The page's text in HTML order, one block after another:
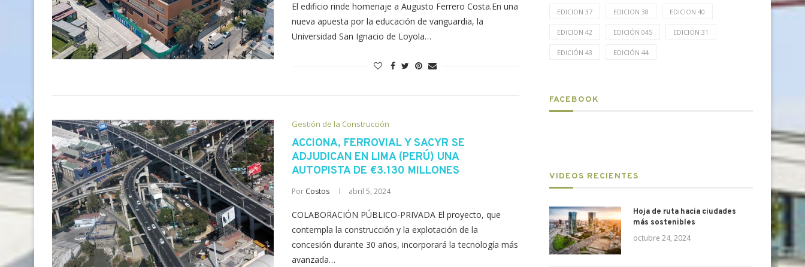
El edificio rinde homenaje a Augusto Ferrero Costa.En una
nueva apuesta por la educación de vanguardia, la
Universidad San Ignacio de Loyola…
Gestión de la Construcción
ACCIONA, FERROVIAL Y SACYR SE
ADJUDICAN EN LIMA (PERÚ) UNA
AUTOPISTA DE €3.130 MILLONES
Por Costos abril 5, 2024
COLABORACIÓN PÚBLICO-PRIVADA El proyecto, que
contempla la construcción y la explotación de la
concesión durante 30 años, incorporará la tecnología más
avanzada…
EDICION 37 EDICION 38 EDICION 40
EDICION 42 EDICIÓN 045 EDICIÓN 31
EDICIÓN 43 EDICIÓN 44
FACEBOOK
VIDEOS RECIENTES
Hoja de ruta hacia ciudades
más sostenibles
octubre 24, 2024